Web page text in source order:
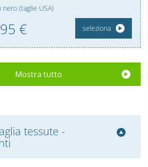
(taglie USA)
95 € seleziona
Mostra tutto
tessute -